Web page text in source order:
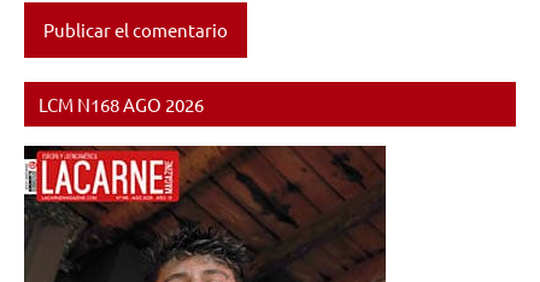
LCM N168 AGO 2026